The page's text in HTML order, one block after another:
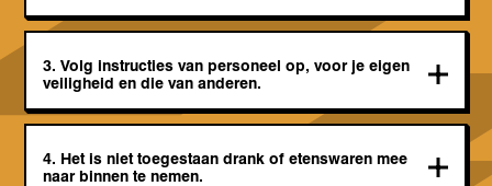
3. Volg instructies van personeel op, voor je eigen
veiligheid en die van anderen.
4. Het is niet toegestaan drank of etenswaren mee
naar binnen te nemen.